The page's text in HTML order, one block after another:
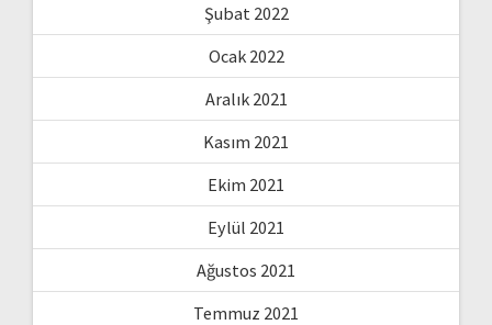
Şubat 2022
Ocak 2022
Aralık 2021
Kasım 2021
Ekim 2021
Eylül 2021
Ağustos 2021
Temmuz 2021